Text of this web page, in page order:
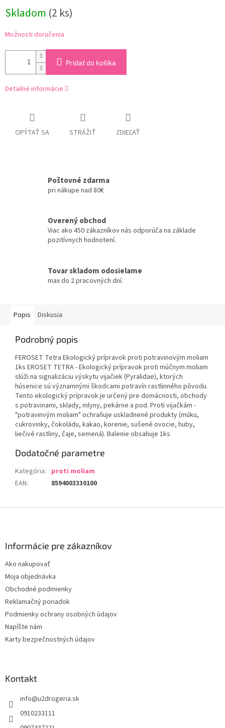
cena:
Skladom (2 ks)
Možnosti doručenia
Pridať do košíka
Detailné informácie
OPÝTAŤ SA STRÁŽIŤ ZDIEĽAŤ
Poštovné zdarma
pri nákupe nad 80€
Overený obchod
Viac ako 450 zákazníkov nás odporúča na základe
pozitívnych hodnotení.
Tovar skladom odosielame
max do 2 pracovných dní.
Popis Diskusia
Podrobný popis
FEROSET Tetra Ekologický prípravok proti potravinovým moliam
1ks EROSET TETRA - Ekologický prípravok proti múčnym moliam
slúži na signalizáciu výskytu vijačiek (Pyralidae), ktorých
húsenice sú významnými škodcami potravín rastlinného pôvodu.
Tento ekologický prípravok je určený pre domácnosti, obchody
s potravinami, sklady, mlyny, pekárne a pod. Proti vijačkám -
"potravinvým moliam" ochraňuje uskladnené produkty (múku,
cukrovinky, čokoládu, kakao, korenie, sušené ovocie, huby,
liečivé rastliny, čaje, semená). Balenie obsahuje 1ks
Dodatočné parametre
Kategória: proti moliam
EAN: 8594003330100
Informácie pre zákazníkov
Ako nakupovať
Moja objednávka
Obchodné podmienky
Reklamačný poriadok
Podmienky ochrany osobných údajov
Napíšte nám
Karty bezpečnostných údajov
Kontakt
info@u2drogeria.sk
0910233111